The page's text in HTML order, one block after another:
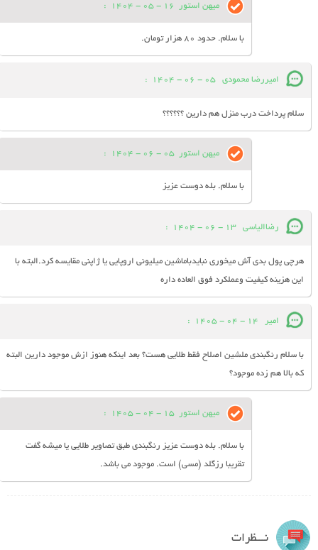
میهن استور 16 - 05 - 1404
:
با سلام. حدود 80 هزار تومان.
امیررضا محمودی 05 - 06 - 1404
:
سلام پرداخت درب منزل هم دارین ؟؟؟؟؟؟
میهن استور 05 - 06 - 1404
:
با سلام. بله دوست عزیز
رضاالیاسی 13 - 06 - 1404
:
هرچی پول بدی آش میخوری نبایدباماشین میلیونی اروپایی یا ژاپنی مقایسه کرد.البته با
این هزینه کیفیت وعملکرد فوق العاده داره
امیر 14 - 04 - 1405
:
با سلام رنگبندی ملشین اصلاح فقط طلایی هست؟ بعد اینکه هنوز ازش موجود دارین البته
که بالا هم زده موجود؟
میهن استور 15 - 04 - 1405
:
با سلام. بله دوست عزیز رنگبندی طبق تصاویر طلایی یا میشه گفت
تقریبا رزگلد (مسی) است. موجود می باشد.
نـــظرات